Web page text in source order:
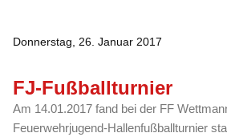
Donnerstag, 26. Januar 2017
FJ-Fußballturnier
Am 14.01.2017 fand bei der FF
Feuerwehrjugend-Hallenfußballturnier